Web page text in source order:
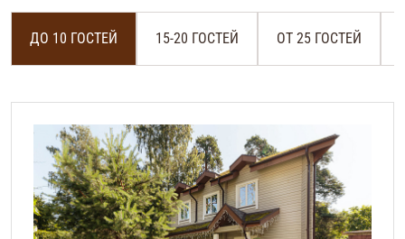
ДО 10 ГОСТЕЙ 15-20 ГОСТЕЙ ОТ 25 ГОСТЕЙ